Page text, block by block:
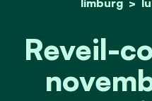
Reveil-